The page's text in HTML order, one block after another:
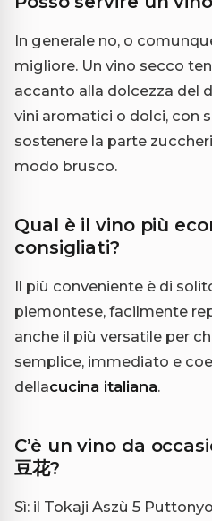
In generale no, o
migliore. Un vino secco
accanto alla dolcezza del
vini aromatici o dolci, con
sostenere la parte
modo brusco.
Qual è il vino più
consigliati?
Il più conveniente è di
piemontese, facilmente
anche il più versatile per
semplice, immediato e
dellacucina italiana.
C’è un vino da
豆花?
Sì: il Tokaji Aszù 5